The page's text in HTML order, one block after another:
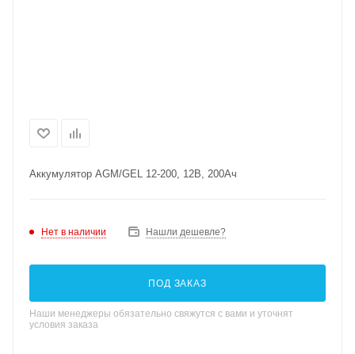
Аккумулятор AGM/GEL 12-200, 12В, 200Ач
Нет в наличии Нашли дешевле?
ПОД ЗАКАЗ
Наши менеджеры обязательно свяжутся с вами и уточнят
условия заказа